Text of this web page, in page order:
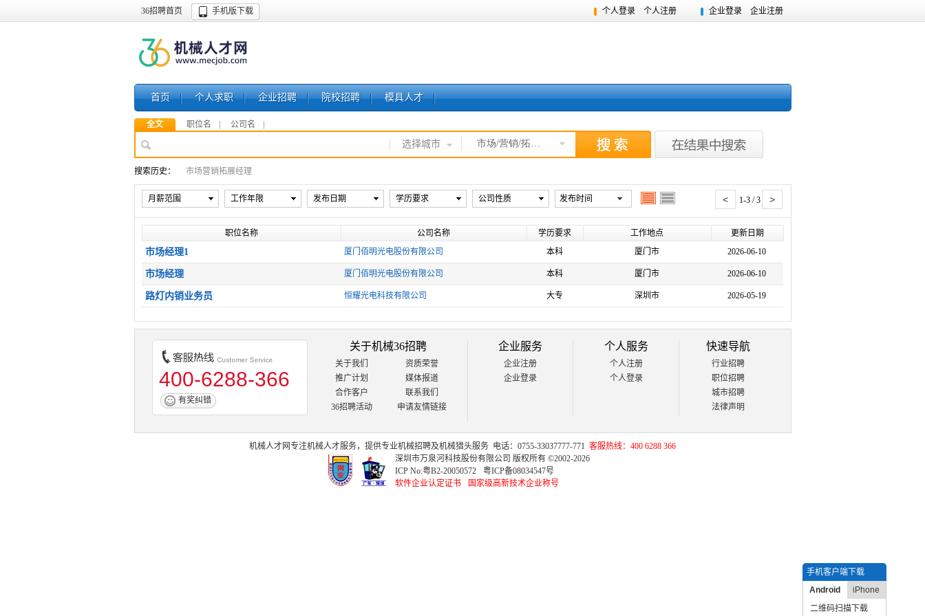
手机客户端下载
Android
iPhone
二维码扫描下载
36招聘首页 手机版下载 个人登录 个人注册 企业登录 企业注册
首页 个人求职 企业招聘 院校招聘 模具人才
全文 职位名 公司名
选择城市 市场/营销/拓展经理
搜索历史： 市场营销拓展经理
月薪范围 工作年限 发布日期 学历要求 公司性质 发布时间 < 1-3 / 3 >
职位名称 公司名称 学历要求 工作地点 更新日期
市场经理1 厦门佰明光电股份有限公司 本科 厦门市 2026-06-10
市场经理 厦门佰明光电股份有限公司 本科 厦门市 2026-06-10
路灯内销业务员 恒耀光电科技有限公司 大专 深圳市 2026-05-19
400-6288-366
有奖纠错
关于机械36招聘
关于我们
资质荣誉
推广计划
媒体报道
合作客户
联系我们
36招聘活动
申请友情链接
企业服务
企业注册
企业登录
个人服务
个人注册
个人登录
快速导航
行业招聘
职位招聘
城市招聘
法律声明
机械人才网专注机械人才服务，提供专业机械招聘及机械猎头服务 电话：0755-33037777-771 客服热线：400 6288 366
深圳市万泉河科技股份有限公司 版权所有 ©2002-2026
ICP No:粤B2-20050572
粤ICP备08034547号
软件企业认定证书
国家级高新技术企业称号